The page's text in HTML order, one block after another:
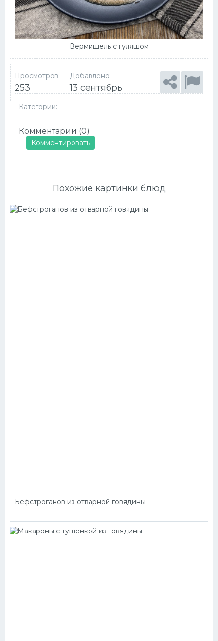
Вермишель с гуляшом
Просмотров:
253
Добавлено:
13 сентябрь
Категории: ---
Комментарии (0)
Комментировать
Похожие картинки блюд
Бефстроганов из отварной говядины